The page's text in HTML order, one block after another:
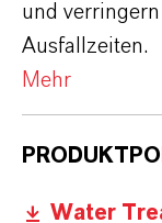
und
Ausfallzeiten.
Mehr
Water